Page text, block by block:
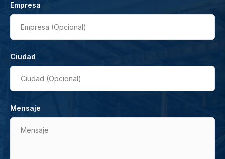
Empresa
Empresa (Opcional)
Ciudad
Ciudad (Opcional)
Mensaje
Mensaje